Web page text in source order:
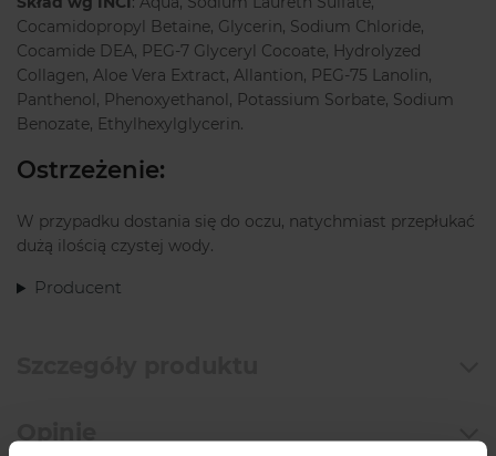
Cocamidopropyl Betaine, Glycerin, Sodium Chloride,
Cocamide DEA, PEG-7 Glyceryl Cocoate, Hydrolyzed
Collagen, Aloe Vera Extract, Allantion, PEG-75 Lanolin,
Panthenol, Phenoxyethanol, Potassium Sorbate, Sodium
Benozate, Ethylhexylglycerin.
Ostrzeżenie:
W przypadku dostania się do oczu, natychmiast przepłukać
dużą ilością czystej wody.
Producent